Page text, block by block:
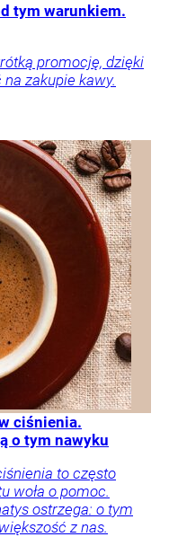
tym warunkiem.
promocję, dzięki
zakupie kawy.
ciśnienia.
o tym nawyku
to często
woła o pomoc.
ostrzega: o tym
z nas.